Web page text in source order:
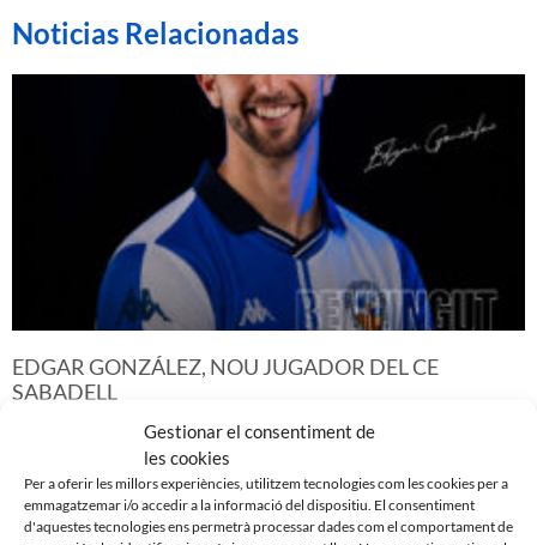
Gestionar el consentiment de
les cookies
Per a oferir les millors experiències, utilitzem tecnologies com les cookies per a
emmagatzemar i/o accedir a la informació del dispositiu. El consentiment
d'aquestes tecnologies ens permetrà processar dades com el comportament de
Noticias Relacionadas
EDGAR GONZÁLEZ, NOU JUGADOR DEL CE
SABADELL